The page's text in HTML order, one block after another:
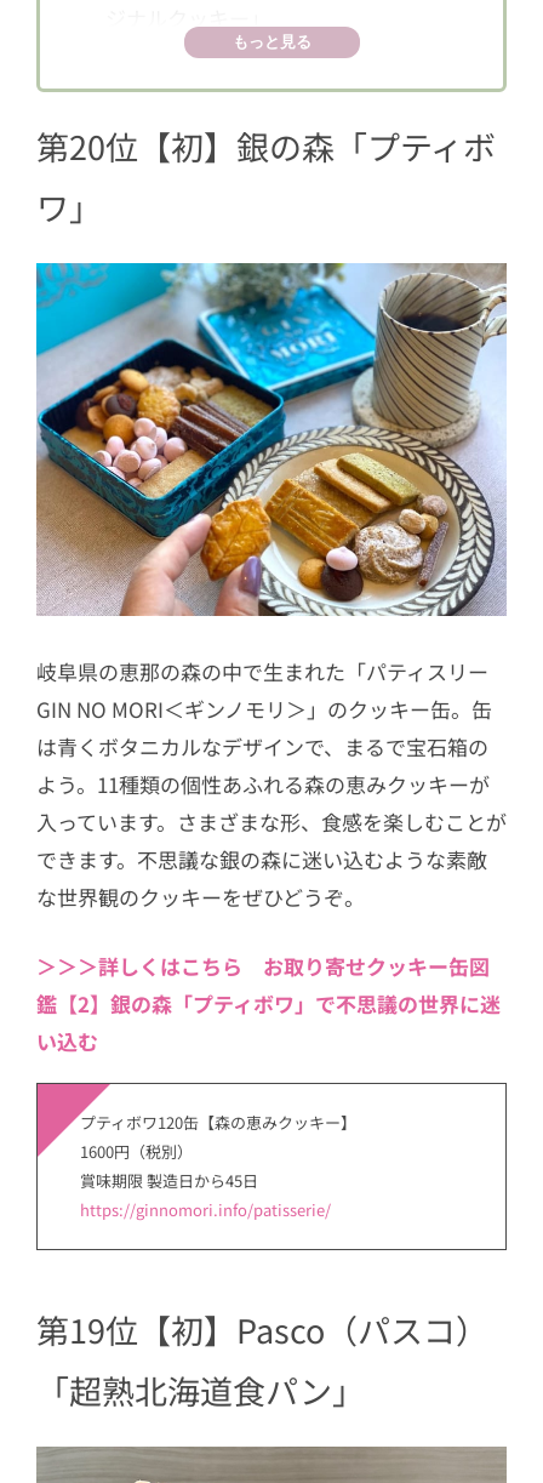
第17位【初】鳥幸 「比内地鶏のミー
ルキット」と「鳥幸オリジナル焼台」
セットほか
第16位【19位↑】和栗モンブラン専門
んべい各種
7第14位【初】 BUTTER STATE’s (バター
ステイツ)
8第13位【初】ノワ・ドゥ・ブール「サ
ブレ・アソルティ」
9第12位【5位↓】【カヌレ専門店 Dans l
a Poche】詰め合わせ 全種類制覇セ
ット（4つ入り）
10第11位【初】乃し梅本舗佐藤屋「空ノ
11第10位【2位↓】【Mr. CHEESECAK
E】Mr. CHEESECAKE with Cooler Bag
12第9位【初】柏屋つちや「kasane – 初
夏 -」
13第8位【初】あじげん「サバチ」と
「ツナチ」
14第7位【初】リンツ「リンドール」
15第6位【初】サブレミッシェル「ケー
キサブレ ケーキ缶」
16
17第4位【3位↓】【神戸六甲バターサン
ド専門店 BonbonROCKett（ボンボ
ンロケット）】Cream Sandies
18第3位【初】ねこねこ食パン
20 第1位【初】CHEESE WONDER（チー
ズワンダー）「CHEESE WONDER BLA
CK（チーズワンダーブラック）」
もっと見る
第20位【初】銀の森「プティボ
ワ」
岐阜県の恵那の森の中で生まれた「パティスリー
GIN NO MORI＜ギンノモリ＞」のクッキー缶。缶
は青くボタニカルなデザインで、まるで宝石箱の
よう。11種類の個性あふれる森の恵みクッキーが
入っています。さまざまな形、食感を楽しむことが
できます。不思議な銀の森に迷い込むような素敵
な世界観のクッキーをぜひどうぞ。
＞＞＞詳しくはこちら お取り寄せクッキー缶図
鑑【2】銀の森「プティボワ」で不思議の世界に迷
い込む
プティボワ120缶【森の恵みクッキー】
1600円（税別）
賞味期限 製造日から45日
https://ginnomori.info/patisserie/
第19位【初】Pasco（パスコ）
「超熟北海道食パン」